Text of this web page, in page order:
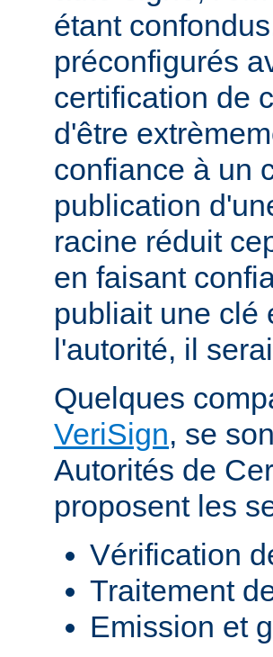
étant
préconfigurés
certification de
d'être
confiance à un
publication
racine réduit
en faisant
publiait une clé
l'autorité, il
Quelques
VeriSign, se
Autorités de
proposent les
Vérification
Traitement
Emission et